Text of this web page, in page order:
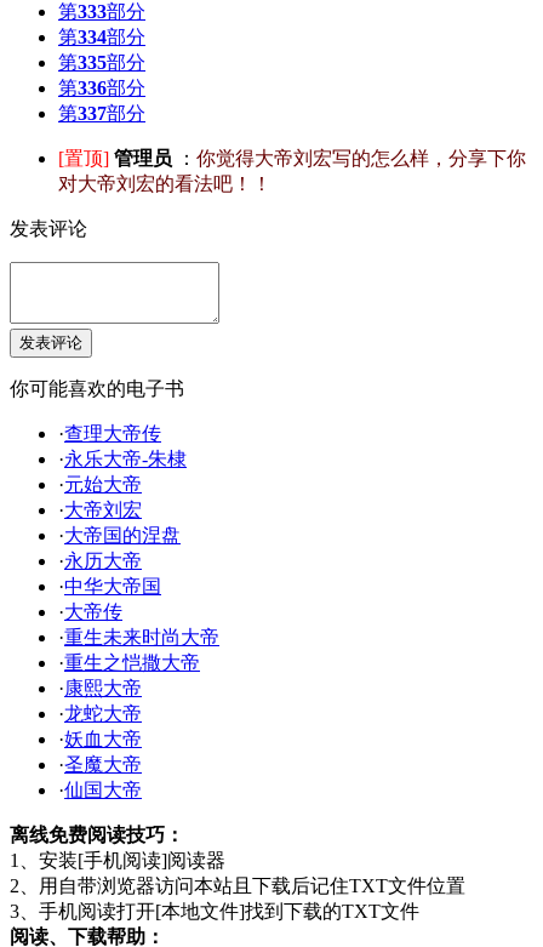
第333部分
第334部分
第335部分
第336部分
第337部分
[置顶] 管理员 ： 你觉得大帝刘宏写的怎么样，分享下你
对大帝刘宏的看法吧！！
发表评论
你可能喜欢的电子书
·查理大帝传
·永乐大帝-朱棣
·元始大帝
·大帝刘宏
·大帝国的涅盘
·永历大帝
·中华大帝国
·大帝传
·重生未来时尚大帝
·重生之恺撒大帝
·康熙大帝
·龙蛇大帝
·妖血大帝
·圣魔大帝
·仙国大帝
离线免费阅读技巧：
1、安装[手机阅读]阅读器
2、用自带浏览器访问本站且下载后记住TXT文件位置
3、手机阅读打开[本地文件]找到下载的TXT文件
阅读、下载帮助：